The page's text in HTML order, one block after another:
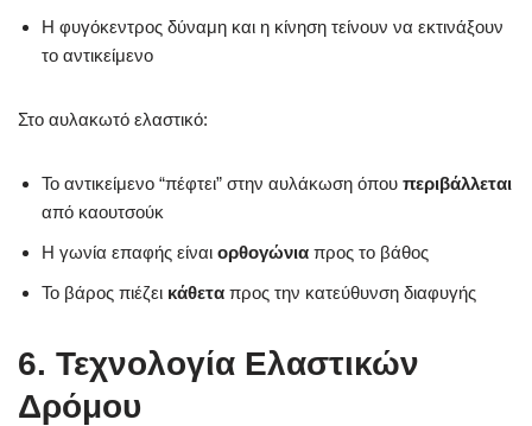
Η φυγόκεντρος δύναμη και η κίνηση τείνουν να εκτινάξουν
το αντικείμενο
Στο αυλακωτό ελαστικό:
Το αντικείμενο “πέφτει” στην αυλάκωση όπου περιβάλλεται
από καουτσούκ
Η γωνία επαφής είναι ορθογώνια προς το βάθος
Το βάρος πιέζει κάθετα προς την κατεύθυνση διαφυγής
6. Τεχνολογία Ελαστικών
Δρόμου